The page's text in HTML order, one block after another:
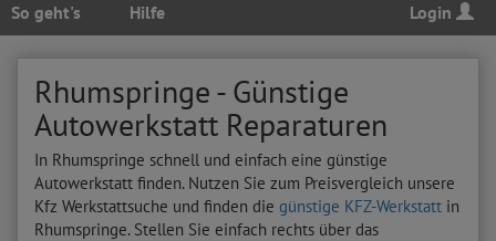
So geht's Hilfe Login
Rhumspringe - Günstige
Autowerkstatt Reparaturen
In Rhumspringe schnell und einfach eine günstige
Autowerkstatt finden. Nutzen Sie zum Preisvergleich unsere
Kfz Werkstattsuche und finden die günstige KFZ-Werkstatt in
Rhumspringe. Stellen Sie einfach rechts über das